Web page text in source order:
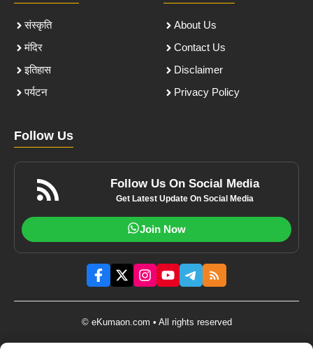
संस्कृति
मंदिर
इतिहास
पर्यटन
About Us
Contact Us
Disclaimer
Privacy Policy
Follow Us
Follow Us On Social Media
Get Latest Update On Social Media
Join Now
© eKumaon.com • All rights reserved